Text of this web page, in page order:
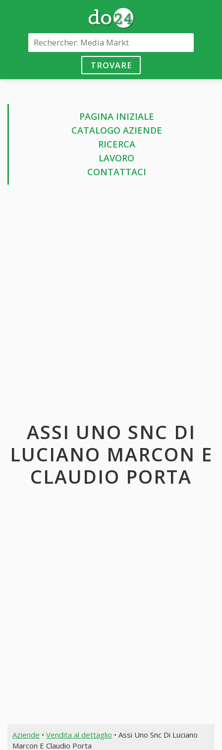
TROVARE
PAGINA INIZIALE
CATALOGO AZIENDE
RICERCA
LAVORO
CONTATTACI
ASSI UNO SNC DI
LUCIANO MARCON E
CLAUDIO PORTA
Aziende • Vendita al dettaglio • Assi Uno Snc Di Luciano
Marcon E Claudio Porta